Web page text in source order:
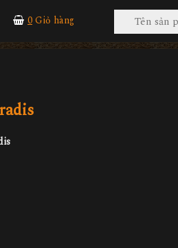
0Giỏ hàng